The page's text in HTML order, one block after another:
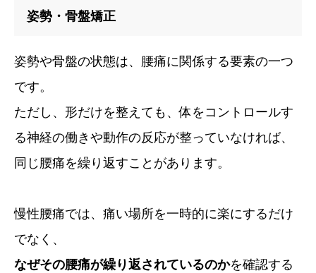
姿勢・骨盤矯正
姿勢や骨盤の状態は、腰痛に関係する要素の一つ
です。
ただし、形だけを整えても、体をコントロールす
る神経の働きや動作の反応が整っていなければ、
同じ腰痛を繰り返すことがあります。
慢性腰痛では、痛い場所を一時的に楽にするだけ
でなく、
なぜその腰痛が繰り返されているのかを確認する